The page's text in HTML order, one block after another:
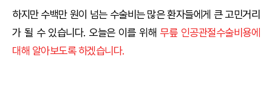
하지만 수백만 원이 넘는 수술비는 많은 환자들에게 큰 고민거리
가 될 수 있습니다. 오늘은 이를 위해 무릎 인공관절수술비용에
대해 알아보도록 하겠습니다.